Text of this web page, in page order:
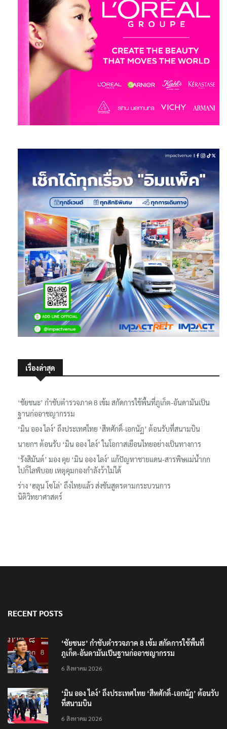
เรื่องล่าสุด
‘ชัยชนะ’ กำชับตำรวจภาค 8 เข้ม สกัดการใช้พื้นที่ภูเก็ต-อันดามันเป็น
ฐานก่ออาชญากรรม
‘มิน ออง ไลง์’ ถึงประเทศไทย ‘สีหศักดิ์-เอกนัฏ’ ต้อนรับที่สนามบิน
นายกฯ ต้อนรับ ‘มิน ออง ไลง์’ ในโอกาสเยือนไทยอย่างเป็นทางการ
‘รังสิมันต์’ มอง คุย ‘มิน ออง ไลง์’ แก้ปัญหาชายแดน-สารพิษแม่น้ำกก
ไปก็ไลฟ์บอย เหตุคุมกองกำลังว้าไม่ได้
ร่าง ‘ฮลุน โซโล่’ ถึงไทยแล้ว ส่งชันสูตรตามกระบวนการ
นิติวิทยาศาสตร์
RECENT POSTS
‘ชัยชนะ’ กำชับตำรวจภาค 8 เข้ม สกัดการใช้พื้นที่
ภูเก็ต-อันดามันเป็นฐานก่ออาชญากรรม
6 สิงหาคม 2026
‘มิน ออง ไลง์’ ถึงประเทศไทย ‘สีหศักดิ์-เอกนัฏ’ ต้อนรับ
ที่สนามบิน
6 สิงหาคม 2026